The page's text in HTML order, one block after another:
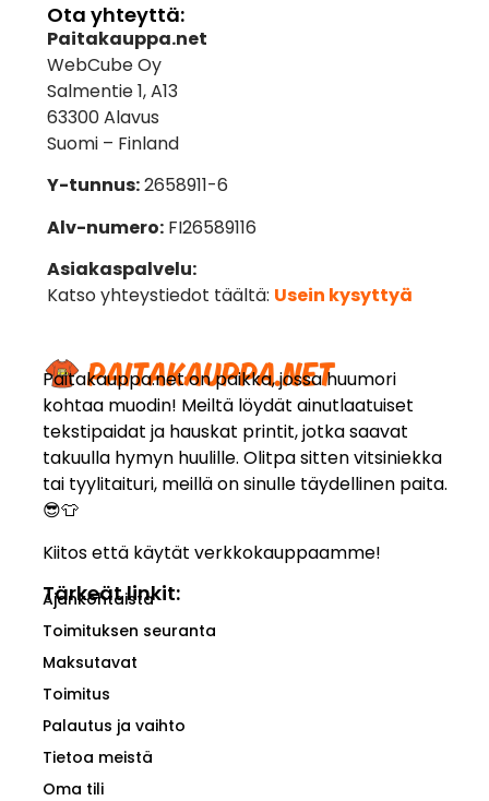
Paitakauppa.net on paikka, jossa huumori
kohtaa muodin! Meiltä löydät ainutlaatuiset
tekstipaidat ja hauskat printit, jotka saavat
takuulla hymyn huulille. Olitpa sitten vitsiniekka
tai tyylitaituri, meillä on sinulle täydellinen paita.
😎👕
Kiitos että käytät verkkokauppaamme!
Tärkeät linkit:
Ajankohtaista
Toimituksen seuranta
Maksutavat
Toimitus
Palautus ja vaihto
Tietoa meistä
Oma tili
Ota yhteyttä:
Paitakauppa.net
WebCube Oy
Salmentie 1, A13
63300 Alavus
Suomi – Finland
Y-tunnus:2658911-6
Alv-numero:FI26589116
Asiakaspalvelu:
Katso yhteystiedot täältä: Usein kysyttyä